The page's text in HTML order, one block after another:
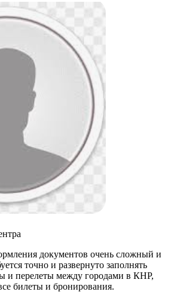
документов очень сложный и
точно и развернуто заполнять
и перелеты между городами в КНР,
билеты и бронирования.